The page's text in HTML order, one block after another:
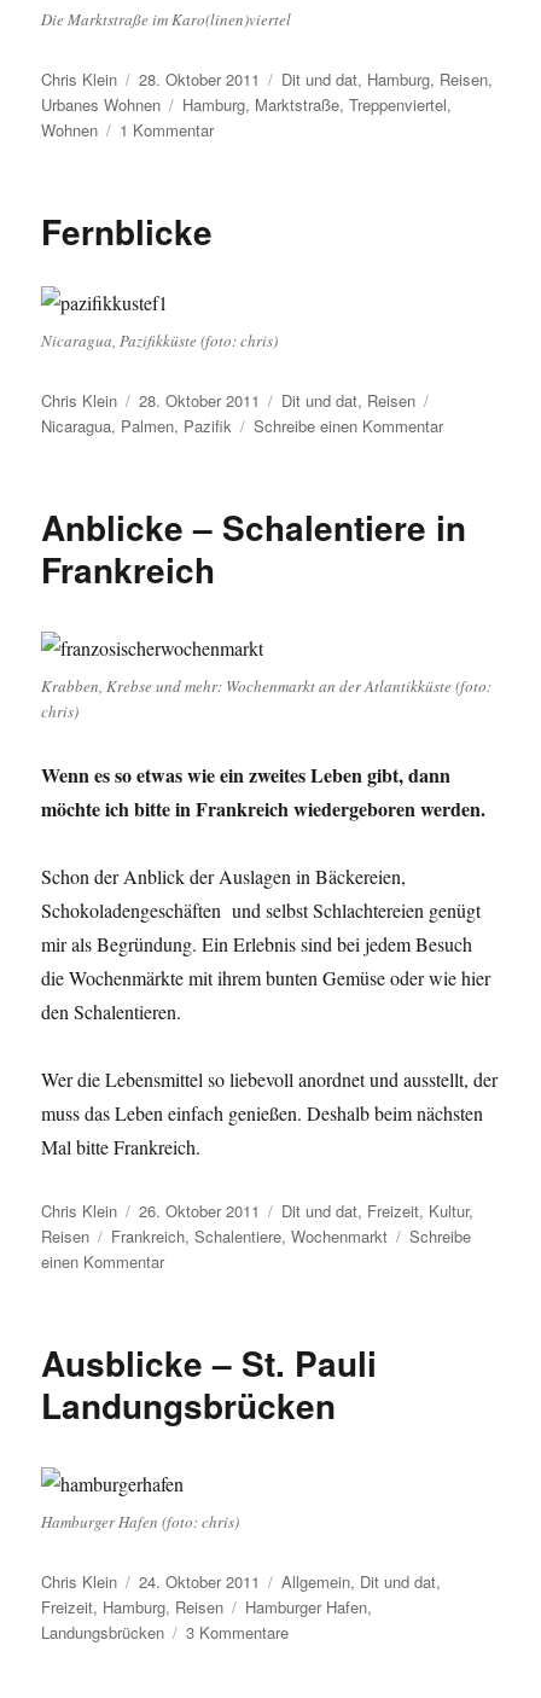
Die Marktstraße im Karo(linen)viertel
Autor
Chris Klein
Veröffentlicht
am
28. Oktober 2011 Kategorien
Dit und dat, Hamburg, Reisen,
Urbanes Wohnen
Schlagwörter
Hamburg, Marktstraße,Treppenviertel,
Wohnen
1 Kommentarzu
Fernblicke
Nicaragua, Pazifikküste (foto: chris)
Autor
Chris Klein
Veröffentlicht
am
28. Oktober 2011 Kategorien
Dit und dat, Reisen
Nicaragua, Palmen, Pazifik Schreibe einen Kommentarzu
Anblicke – Schalentiere in
Frankreich
Krabben, Krebse und mehr: Wochenmarkt an der Atlantikküste (foto:
chris)
Wenn es so etwas wie ein zweites Leben gibt, dann
möchte ich bitte in Frankreich wiedergeboren werden.
Schon der Anblick der Auslagen in Bäckereien,
Schokoladengeschäften und selbst Schlachtereien genügt
mir als Begründung. Ein Erlebnis sind bei jedem Besuch
die Wochenmärkte mit ihrem bunten Gemüse oder wie hier
den Schalentieren.
Wer die Lebensmittel so liebevoll anordnet und ausstellt, der
muss das Leben einfach genießen. Deshalb beim nächsten
Mal bitte Frankreich.
Autor
Chris Klein
Veröffentlicht
am
26. Oktober 2011 Kategorien
Dit und dat, Freizeit, Kultur,
Reisen
Schlagwörter
Frankreich,Schalentiere,Wochenmarkt
Schreibe
einen Kommentarzu
in
Ausblicke – St. Pauli
Landungsbrücken
Hamburger Hafen (foto: chris)
Autor
Chris Klein
Veröffentlicht
am
24. Oktober 2011 Kategorien
Allgemein, Dit und dat,
Freizeit, Hamburg, Reisen Schlagwörter
Hamburger Hafen,
Landungsbrücken
3 Kommentarezu